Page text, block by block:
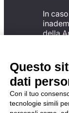
In
della
del
una
Questo
dati
Con il tuo
tecnologie simili